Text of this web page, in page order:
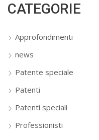
CATEGORIE
Approfondimenti
news
Patente speciale
Patenti
Patenti speciali
Professionisti